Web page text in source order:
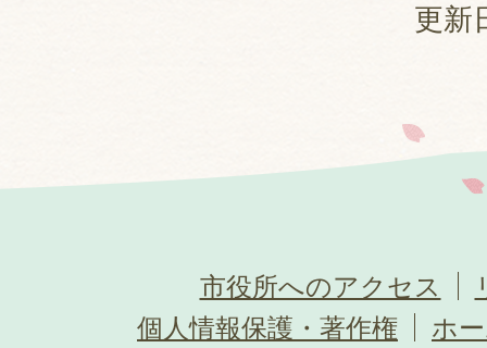
更新
市役所へのアクセス
個人情報保護・著作権
ホ